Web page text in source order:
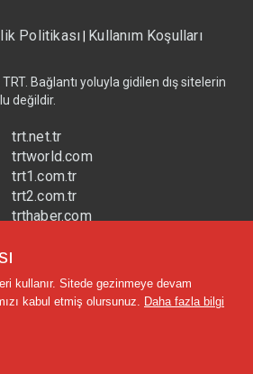
Politikası| Kullanım Koşulları
TRT. Bağlantı yoluyla gidilen dış sitelerin
değildir.
trt.net.tr
trtworld.com
trt1.com.tr
trt2.com.tr
trthaber.com
kullanır. Sitede gezinmeye devam
kabul etmiş olursunuz. Daha fazla bilgi